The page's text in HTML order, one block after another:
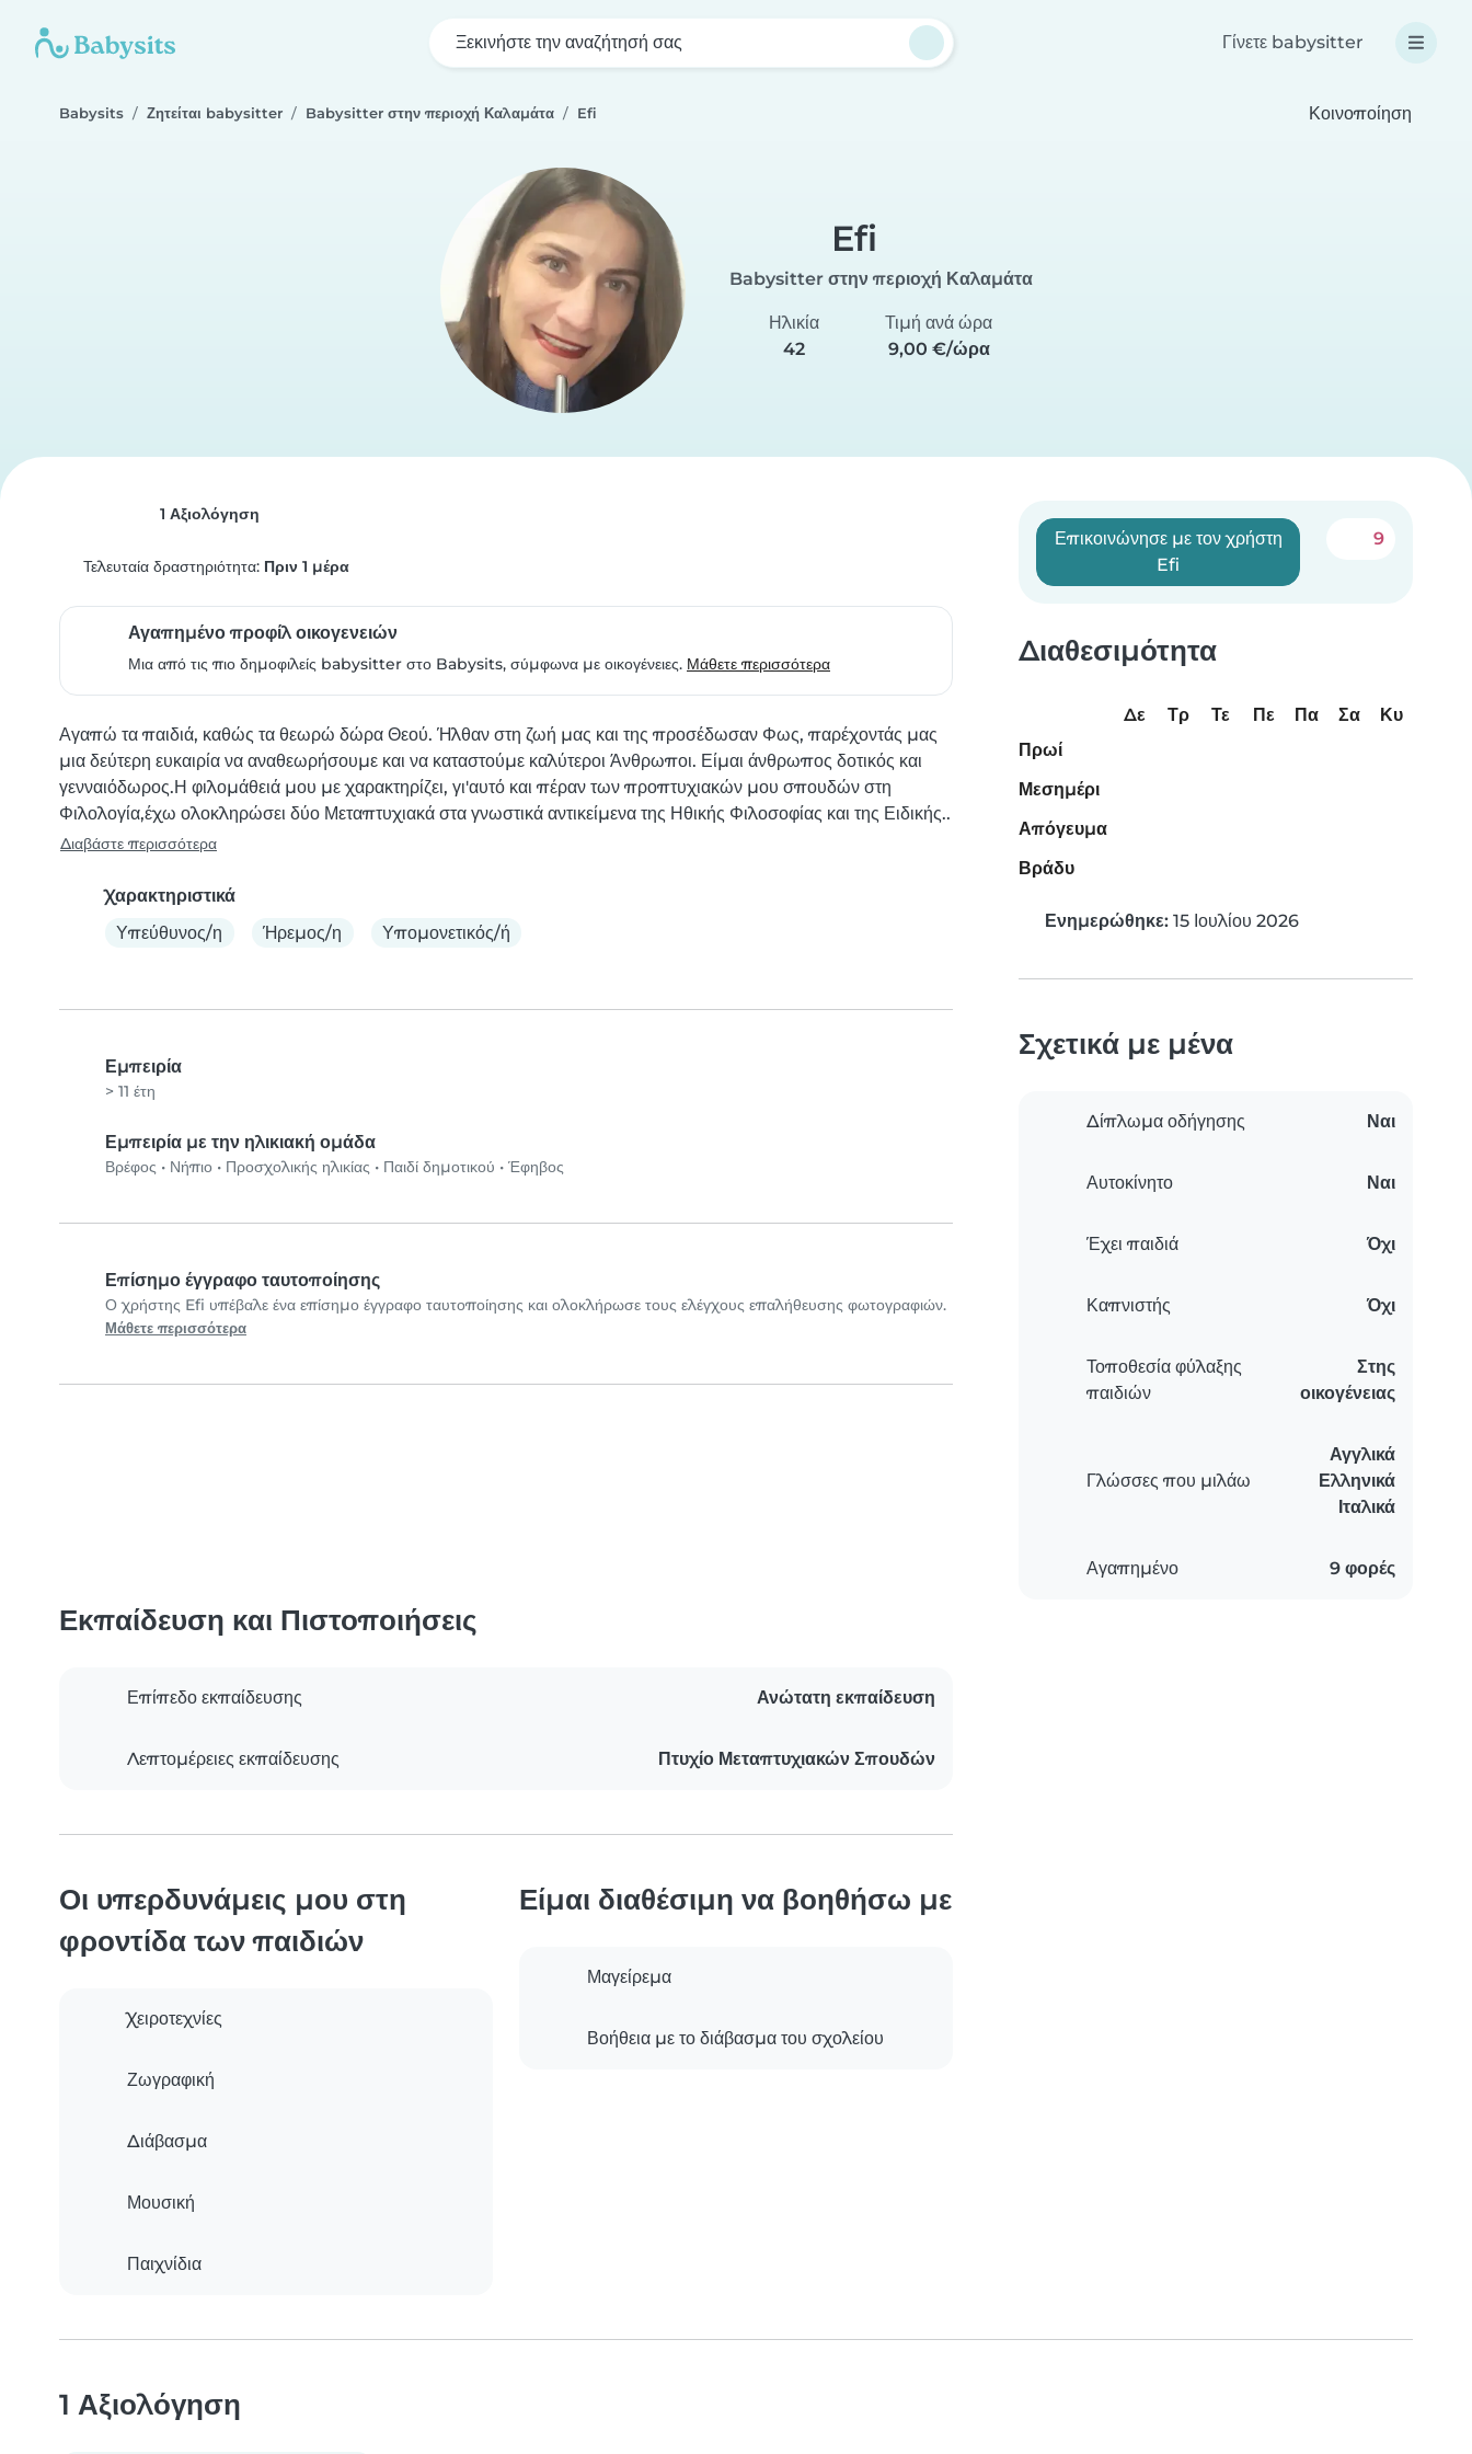
Ξεκινήστε την αναζήτησή σας Γίνετε babysitter
Babysits Ζητείται babysitter Babysitter στην περιοχή Καλαμάτα Efi Κοινοποίηση
Efi
Babysitter στην περιοχή Καλαμάτα
Ηλικία
42
Τιμή ανά ώρα
9,00 €/ώρα
1 Αξιολόγηση
Τελευταία δραστηριότητα: Πριν 1 μέρα
Αγαπημένο προφίλ οικογενειών
Μια από τις πιο δημοφιλείς babysitter στο Babysits, σύμφωνα με οικογένειες. Μάθετε περισσότερα
Αγαπώ τα παιδιά, καθώς τα θεωρώ δώρα Θεού. Ήλθαν στη ζωή μας και της προσέδωσαν Φως, παρέχοντάς μας
μια δεύτερη ευκαιρία να αναθεωρήσουμε και να καταστούμε καλύτεροι Άνθρωποι. Είμαι άνθρωπος δοτικός και
γενναιόδωρος.Η φιλομάθειά μου με χαρακτηρίζει, γι'αυτό και πέραν των προπτυχιακών μου σπουδών στη
Φιλολογία,έχω ολοκληρώσει δύο Μεταπτυχιακά στα γνωστικά αντικείμενα της Ηθικής Φιλοσοφίας και της Ειδικής..
Διαβάστε περισσότερα
Χαρακτηριστικά
Υπεύθυνος/η
Ήρεμος/η Υπομονετικός/ή
Εμπειρία
> 11 έτη
Εμπειρία με την ηλικιακή ομάδα
Βρέφος • Νήπιο • Προσχολικής ηλικίας • Παιδί δημοτικού • Έφηβος
Επίσημο έγγραφο ταυτοποίησης
Ο χρήστης Efi υπέβαλε ένα επίσημο έγγραφο ταυτοποίησης και ολοκλήρωσε τους ελέγχους επαλήθευσης φωτογραφιών.
Μάθετε περισσότερα
Επικοινώνησε με τον χρήστη
Efi
9
Διαθεσιμότητα
Δε Τρ Τε Πε Πα Σα
Κυ
Πρωί
Μεσημέρι
Απόγευμα
Βράδυ
Ενημερώθηκε: 15 Ιουλίου 2026
Σχετικά με μένα
Δίπλωμα οδήγησης Ναι
Αυτοκίνητο Ναι
Έχει παιδιά Όχι
Καπνιστής Όχι
Τοποθεσία φύλαξης
παιδιών
Στης
οικογένειας
Γλώσσες που μιλάω
Αγγλικά
Ελληνικά
Ιταλικά
Αγαπημένο 9 φορές
Εκπαίδευση και Πιστοποιήσεις
Επίπεδο εκπαίδευσης Ανώτατη εκπαίδευση
Λεπτομέρειες εκπαίδευσης Πτυχίο Μεταπτυχιακών Σπουδών
Οι υπερδυνάμεις μου στη
φροντίδα των παιδιών
Χειροτεχνίες
Ζωγραφική
Διάβασμα
Μουσική
Παιχνίδια
Είμαι διαθέσιμη να βοηθήσω με
Μαγείρεμα
Βοήθεια με το διάβασμα του σχολείου
1 Αξιολόγηση